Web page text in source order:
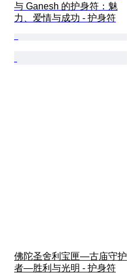
与 Ganesh 的护身符：魅
力、爱情与成功 - 护身符
佛陀圣舍利宝匣—古庙守护
者—胜利与光明 - 护身符